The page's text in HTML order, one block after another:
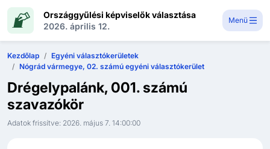
Országgyűlési képviselők választása
2026. április 12.
Menü
Kezdőlap
Egyéni választókerületek
Nógrád vármegye, 02. számú egyéni választókerület
Drégelypalánk, 001. számú
szavazókör
Adatok frissítve: 2026. május 7. 14:00:00